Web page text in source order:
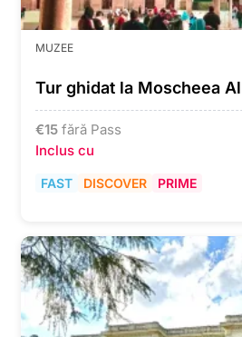
MUZEE
Tur ghidat la Moscheea
€15 fără Pass
Inclus cu
FAST DISCOVER PRIME